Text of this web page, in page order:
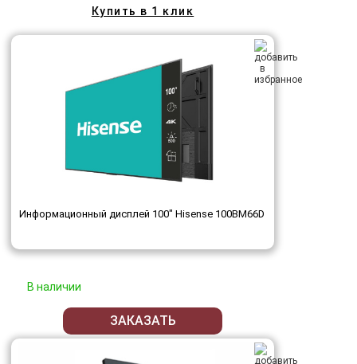
Купить в 1 клик
Информационный дисплей 100" Hisense 100BM66D
В наличии
ЗАКАЗАТЬ